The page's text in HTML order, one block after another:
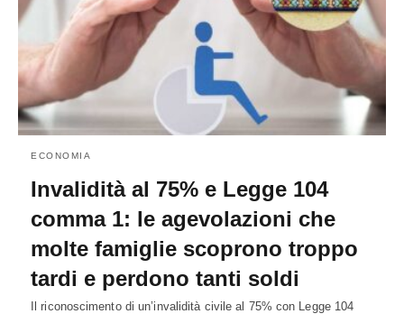
ECONOMIA
Invalidità al 75% e Legge 104
comma 1: le agevolazioni che
molte famiglie scoprono troppo
tardi e perdono tanti soldi
Il riconoscimento di un’invalidità civile al 75% con Legge 104